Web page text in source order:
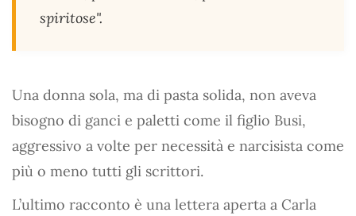
spiritose".
Una donna sola, ma di pasta solida, non aveva
bisogno di ganci e paletti come il figlio Busi,
aggressivo a volte per necessità e narcisista come
più o meno tutti gli scrittori.
L’ultimo racconto è una lettera aperta a Carla